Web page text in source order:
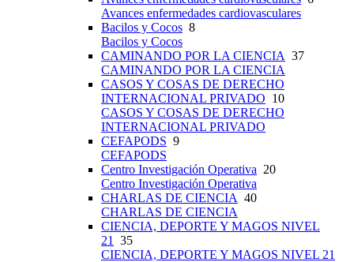
Avances enfermedades cardiovasculares
Bacilos y Cocos 8
Bacilos y Cocos
CAMINANDO POR LA CIENCIA 37
CAMINANDO POR LA CIENCIA
CASOS Y COSAS DE DERECHO
INTERNACIONAL PRIVADO 10
CASOS Y COSAS DE DERECHO
INTERNACIONAL PRIVADO
CEFAPODS 9
CEFAPODS
Centro Investigación Operativa 20
Centro Investigación Operativa
CHARLAS DE CIENCIA 40
CHARLAS DE CIENCIA
CIENCIA, DEPORTE Y MAGOS NIVEL
21
35
CIENCIA, DEPORTE Y MAGOS NIVEL 21